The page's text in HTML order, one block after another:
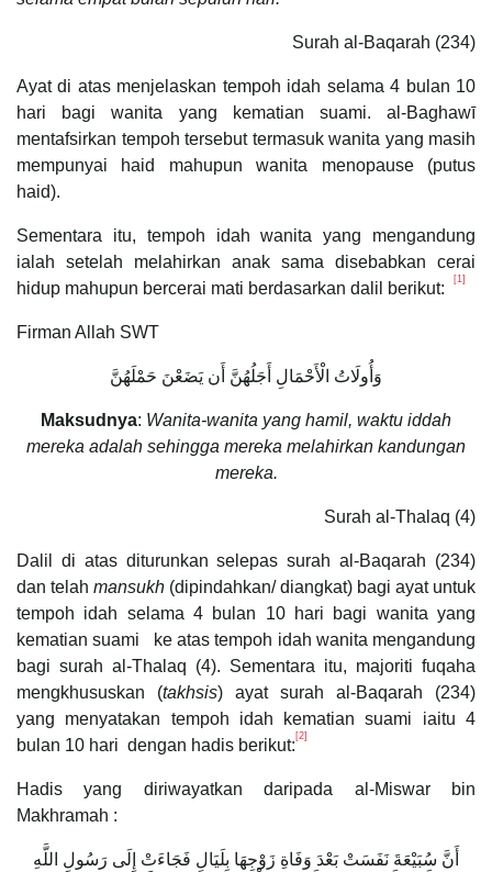
Surah al-Baqarah (234)
Ayat di atas menjelaskan tempoh idah selama 4 bulan 10
hari bagi wanita yang kematian suami. al-Baghawī
mentafsirkan tempoh tersebut termasuk wanita yang masih
mempunyai haid mahupun wanita menopause (putus
haid).
Sementara itu, tempoh idah wanita yang mengandung
ialah setelah melahirkan anak sama disebabkan cerai
hidup mahupun bercerai mati berdasarkan dalil berikut:
[1]
Firman Allah SWT
وَأُولَاتُ الْأَحْمَالِ أَجَلُهُنَّ أَن يَضَعْنَ حَمْلَهُنَّ
Maksudnya: Wanita-wanita yang hamil, waktu iddah
mereka adalah sehingga mereka melahirkan kandungan
mereka.
Surah al-Thalaq (4)
Dalil di atas diturunkan selepas surah al-Baqarah (234)
dan telah mansukh (dipindahkan/ diangkat) bagi ayat untuk
tempoh idah selama 4 bulan 10 hari bagi wanita yang
kematian suami ke atas tempoh idah wanita mengandung
bagi surah al-Thalaq (4). Sementara itu, majoriti fuqaha
mengkhususkan (takhsis) ayat surah al-Baqarah (234)
yang menyatakan tempoh idah kematian suami iaitu 4
bulan 10 hari dengan hadis berikut: [2]
Hadis yang diriwayatkan daripada al-Miswar bin
Makhramah :
أَنَّ سُبَيْعَةَ نَفَسَتْ بَعْدَ وَفَاةِ زَوْجِهَا بِلَيَالٍ فَجَاءَتْ إِلَى رَسُولِ اللَّهِ